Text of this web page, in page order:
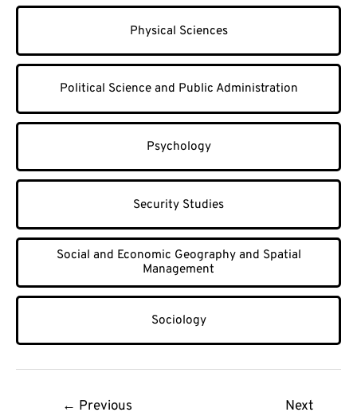
Physical Sciences
Political Science and Public Administration
Psychology
Security Studies
Social and Economic Geography and Spatial
Management
Sociology
← Previous
Next